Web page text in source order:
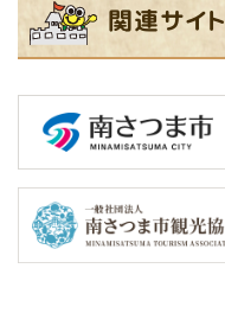
関連サイト